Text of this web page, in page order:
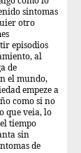
sintomas
otro
episodios
al
de
el mundo,
empeze a
como si no
que veia, lo
tiempo
sin
de